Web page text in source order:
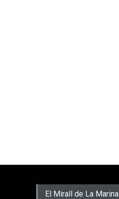
El Mirall de La Marina